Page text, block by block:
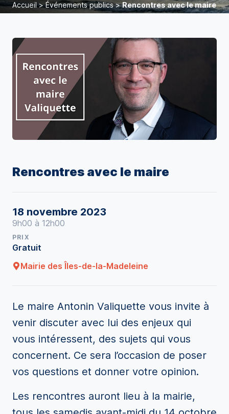
Accueil>Événements publics>Rencontres avec le maire
Rencontres avec le maire
18 novembre 2023
9h00 à 12h00
PRIX
Gratuit
Mairie des Îles-de-la-Madeleine
Le maire Antonin Valiquette vous invite à
venir discuter avec lui des enjeux qui
vous intéressent, des sujets qui vous
concernent. Ce sera l’occasion de poser
vos questions et donner votre opinion.
Les rencontres auront lieu à la mairie,